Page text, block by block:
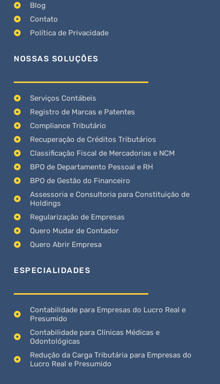
Blog
Contato
Política de Privacidade
NOSSAS SOLUÇÕES
Serviços Contábeis
Registro de Marcas e Patentes
Compliance Tributário
Recuperação de Créditos Tributários
Classificação Fiscal de Mercadorias e NCM
BPO de Departamento Pessoal e RH
BPO de Gestão do Financeiro
Assessoria e Consultoria para Constituição de
Holdings
Regularização de Empresas
Quero Mudar de Contador
Quero Abrir Empresa
ESPECIALIDADES
Contabilidade para Empresas do Lucro Real e
Presumido
Contabilidade para Clínicas Médicas e
Odontológicas
Redução da Carga Tributária para Empresas do
Lucro Real e Presumido